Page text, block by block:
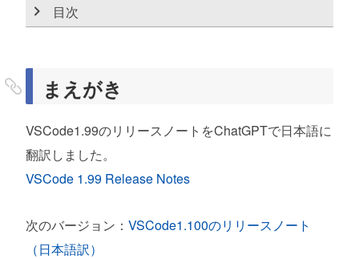
目次
2025年3月 (バージョン 1.99)
エージェントモードがVS Code Stableで利用
可能
ト
エージェントモードツール
まえがき
VSCode1.99のリリースノートをChatGPTで日本語に
翻訳しました。
VSCode 1.99 Release Notes
次のバージョン： VSCode1.100のリリースノート
（日本語訳）